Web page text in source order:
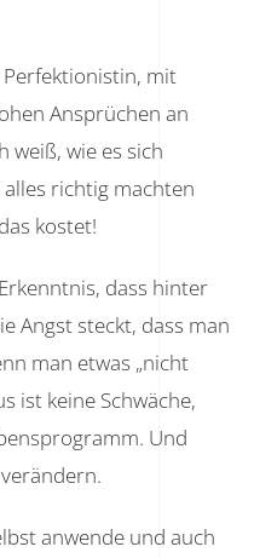
Perfektionistin, mit
Ansprüchen an
weiß, wie es sich
richtig machten
kostet!
dass hinter
Angst steckt, dass man
man etwas „nicht
ist keine Schwäche,
Und
anwende und auch